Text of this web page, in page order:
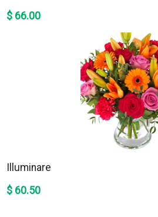
$ 66.00
Illuminare
$ 60.50